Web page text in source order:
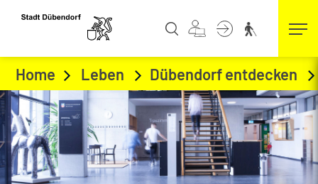
Kopfzeile
Home Leben Dübendorf entdecken